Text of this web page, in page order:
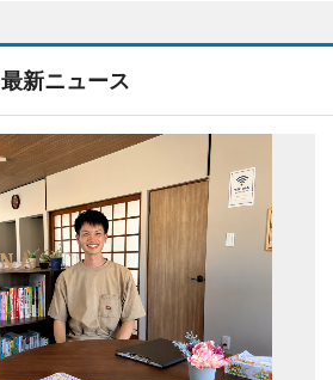
最新ニュース